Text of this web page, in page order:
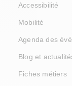
Accessibilité
Mobilité
Agenda des
Blog et
Fiches métiers